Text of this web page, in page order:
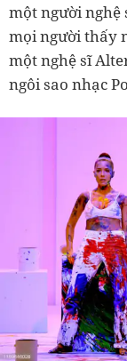
một người nghệ
mọi người thấy
một nghệ sĩ
ngôi sao nhạc